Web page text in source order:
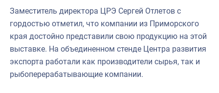
Заместитель директора ЦРЭ Сергей Отлетов с
гордостью отметил, что компании из Приморского
края достойно представили свою продукцию на этой
выставке. На объединенном стенде Центра развития
экспорта работали как производители сырья, так и
рыбоперерабатывающие компании.